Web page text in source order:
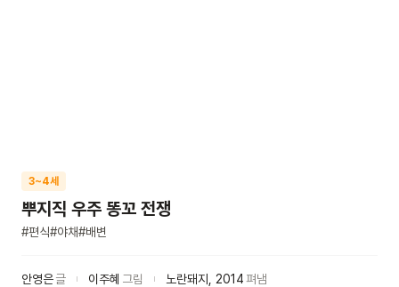
3~4세
뿌지직 우주 똥꼬 전쟁
#편식#야채#배변
안영은글 이주혜 그림 노란돼지 2014펴냄